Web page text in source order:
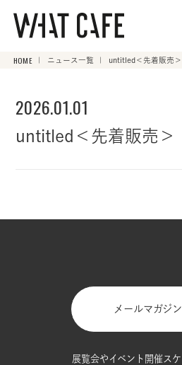
HOME ニュース一覧 untitled＜先着販売＞
2026.01.01
untitled＜先着販売＞
メールマガジ
展覧会やイベント開催スケ